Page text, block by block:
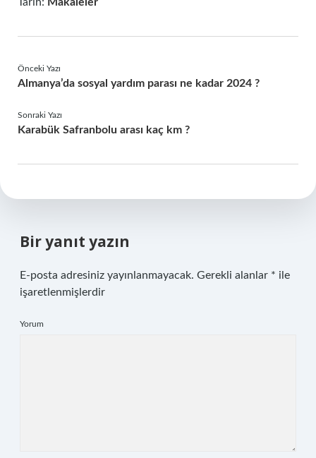
Önceki Yazı
Almanya’da sosyal yardım parası ne kadar 2024 ?
Sonraki Yazı
Karabük Safranbolu arası kaç km ?
Bir yanıt yazın
E-posta adresiniz yayınlanmayacak. Gerekli alanlar * ile
işaretlenmişlerdir
Yorum